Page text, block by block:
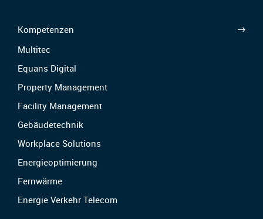
Kompetenzen
Multitec
Equans Digital
Property Management
Facility Management
Gebäudetechnik
Workplace Solutions
Energieoptimierung
Fernwärme
Energie Verkehr Telecom